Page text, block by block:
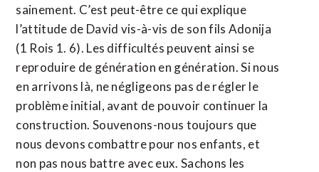
sainement. C’est peut-être ce qui explique
l’attitude de David vis-à-vis de son fils Adonija
(1 Rois 1. 6). Les difficultés peuvent ainsi se
reproduire de génération en génération. Si nous
en arrivons là, ne négligeons pas de régler le
problème initial, avant de pouvoir continuer la
construction. Souvenons-nous toujours que
nous devons combattre pour nos enfants, et
non pas nous battre avec eux. Sachons les